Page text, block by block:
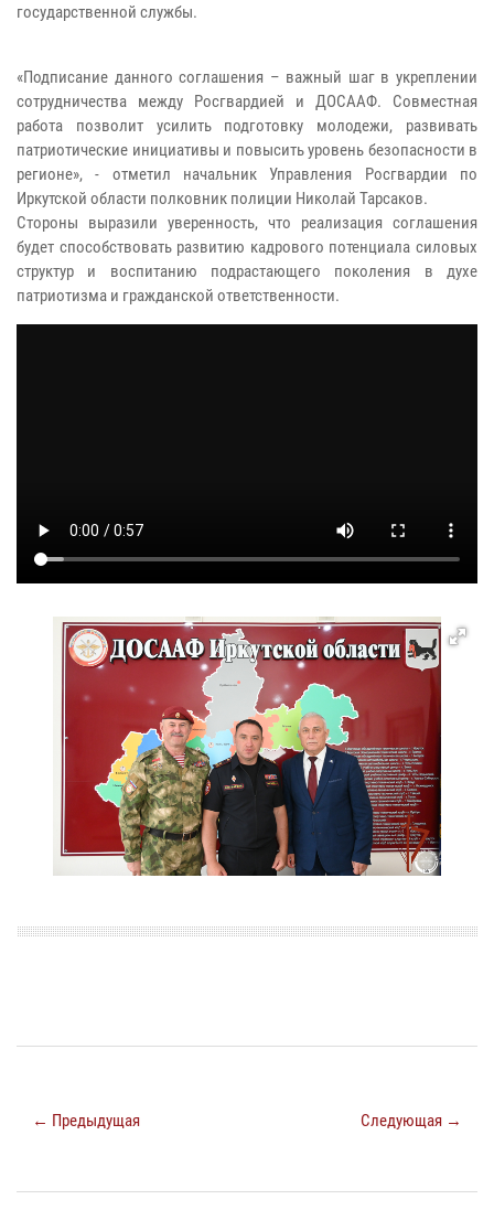
государственной службы.
«Подписание данного соглашения – важный шаг в укреплении
сотрудничества между Росгвардией и ДОСААФ. Совместная
работа позволит усилить подготовку молодежи, развивать
патриотические инициативы и повысить уровень безопасности в
регионе», - отметил начальник Управления Росгвардии по
Иркутской области полковник полиции Николай Тарсаков.
Стороны выразили уверенность, что реализация соглашения
будет способствовать развитию кадрового потенциала силовых
структур и воспитанию подрастающего поколения в духе
патриотизма и гражданской ответственности.
← Предыдущая Следующая →